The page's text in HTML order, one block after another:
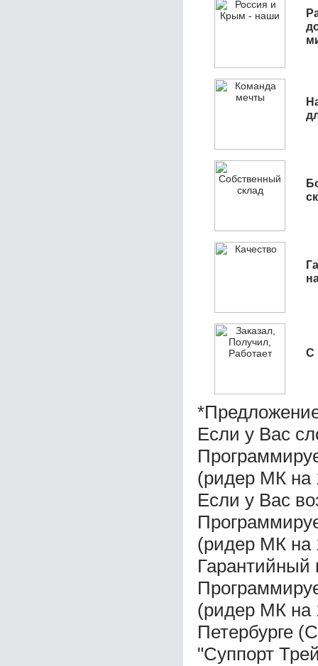
С
Если у Вас
(ридер МК на
Если у Вас
(ридер МК на
Гарантийный
(ридер МК на
Петербурге
"Суппорт